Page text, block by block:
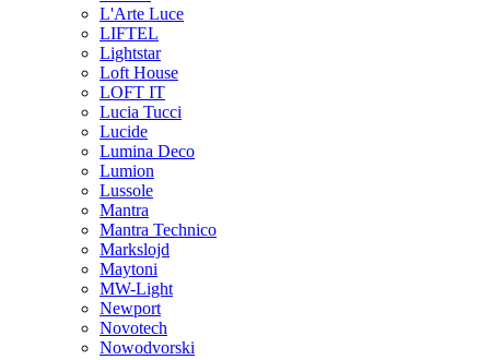
L'Arte Luce
LIFTEL
Lightstar
Loft House
LOFT IT
Lucia Tucci
Lucide
Lumina Deco
Lumion
Lussole
Mantra
Mantra Technico
Markslojd
Maytoni
MW-Light
Newport
Novotech
Nowodvorski